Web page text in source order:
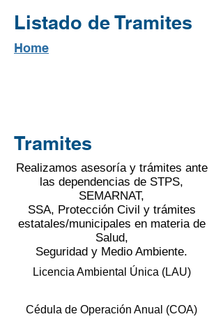
Listado de Tramites
Home
Tramites
Realizamos asesoría y trámites ante
las dependencias de STPS,
SEMARNAT,
SSA, Protección Civil y trámites
estatales/municipales en materia de
Salud,
Seguridad y Medio Ambiente.
Licencia Ambiental Única (LAU)
Cédula de Operación Anual (COA)